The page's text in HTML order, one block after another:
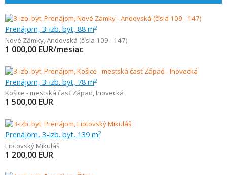
Prenájom, 3-izb. byt, 88 m2
Nové Zámky,Andovská (čísla 109 - 147)
1 000,00 EUR/mesiac
Prenájom, 3-izb. byt, 78 m2
Košice - mestská časť Západ, Inovecká
1 500,00 EUR
Prenájom, 3-izb. byt, 139 m2
Liptovský Mikuláš
1 200,00 EUR